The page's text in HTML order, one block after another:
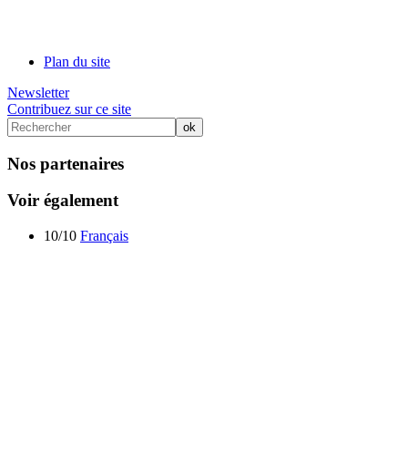
Plan du site
Newsletter
Contribuez sur ce site
Nos partenaires
Voir également
10/10 Français